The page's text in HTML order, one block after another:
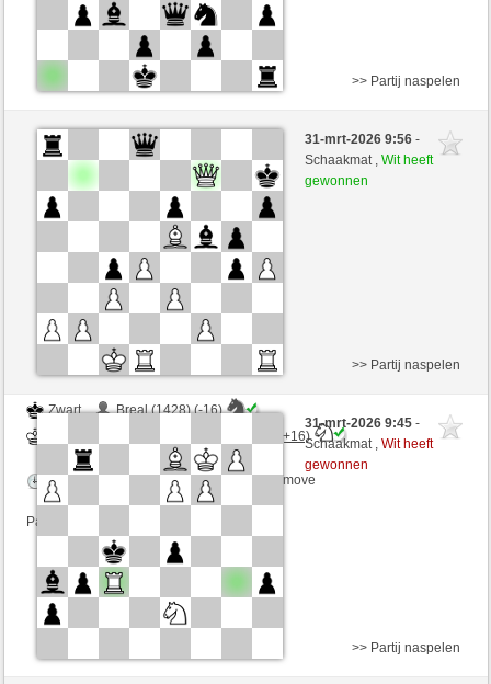
Wit
Breal (1412) (-14)
Zwart
DontThinkTooMuch (1451) (+14)
Speelduur: 3 minutes/side + 2 seconds/move
Partij telt mee voor de ranglijst
>> Partij naspelen
31-mrt-2026 9:56-
Schaakmat ,Wit heeft
gewonnen
Zwart
Breal (1428) (-16)
DontThinkTooMuch (1435) (+16)
Speelduur: 3 minutes/side + 2 seconds/move
Partij telt mee voor de ranglijst
>> Partij naspelen
31-mrt-2026 9:45-
Schaakmat ,Wit heeft
gewonnen
>> Partij naspelen